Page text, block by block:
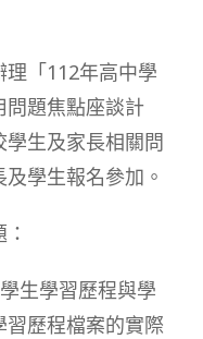
「112年高中學
問題焦點座談計
生及家長相關問
學生報名參加。
生學習歷程與學
歷程檔案的實際